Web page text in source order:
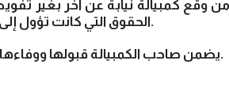
الحقوق التي كانت تؤول إلى من ادعى النيابة عنه، ويسري هذا الحكم على من جاوز حدود النيابة.
9- يضمن صاحب الكمبيالة قبولها ووفاءها، ويجوز أن يشترط إعفاءه من ضمان القبول دون ضمان الوفاء.